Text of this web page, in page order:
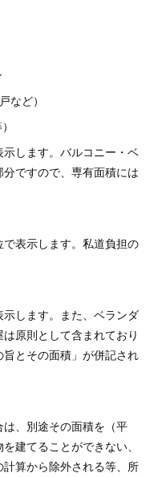
など）
します。バルコニー・ベ
ですので、専有面積には
表示します。私道負担の
します。また、ベランダ
原則として含まれており
とその面積」が併記され
、別途その面積を（平
建てることができない、
算から除外される等、所